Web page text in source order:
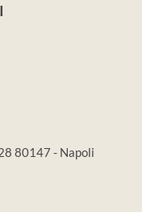
80147 - Napoli